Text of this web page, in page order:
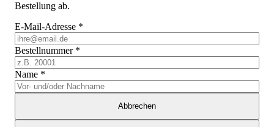
Bestellung ab.
E-Mail-Adresse *
Bestellnummer *
Name *
Abbrechen